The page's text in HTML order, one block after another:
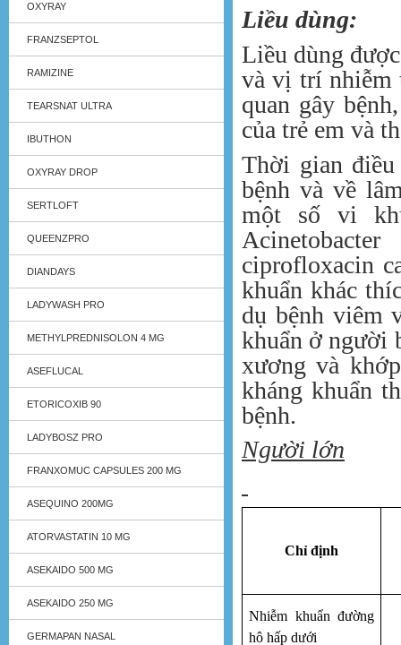
OXYRAY
FRANZSEPTOL
RAMIZINE
TEARSNAT ULTRA
IBUTHON
OXYRAY DROP
SERTLOFT
QUEENZPRO
DIANDAYS
LADYWASH PRO
METHYLPREDNISOLON 4 MG
ASEFLUCAL
ETORICOXIB 90
LADYBOSZ PRO
FRANXOMUC CAPSULES 200 MG
ASEQUINO 200MG
ATORVASTATIN 10 MG
ASEKAIDO 500 MG
ASEKAIDO 250 MG
GERMAPAN NASAL
Liều dùng:
Liều dùng
và vị trí nhiễm
quan gây
của trẻ em và
Thời gian
bệnh và về
một số vi
ciprofloxacin
khuẩn khác
dụ bệnh viêm
khuẩn ở người
xương và
kháng khuẩn
bệnh.
Người lớn
Chỉ định
Nhiễm khuẩn đường
hô hấp dưới